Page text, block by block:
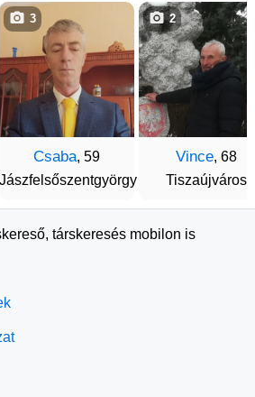
Csaba, 59
Jászfelsőszentgyörgy
3
Vince, 68
Tiszaújváros
2
társkeresés mobilon is